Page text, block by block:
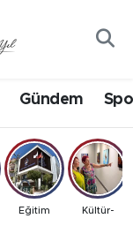
Gündem
Eğitim Kültür-